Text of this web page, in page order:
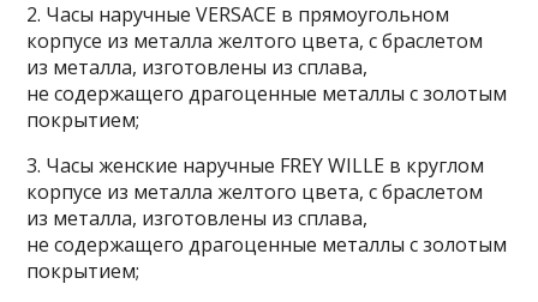
2. Часы наручные VERSACE в прямоугольном
корпусе из металла желтого цвета, с браслетом
из металла, изготовлены из сплава,
не содержащего драгоценные металлы с золотым
покрытием;
3. Часы женские наручные FREY WILLE в круглом
корпусе из металла желтого цвета, с браслетом
из металла, изготовлены из сплава,
не содержащего драгоценные металлы с золотым
покрытием;